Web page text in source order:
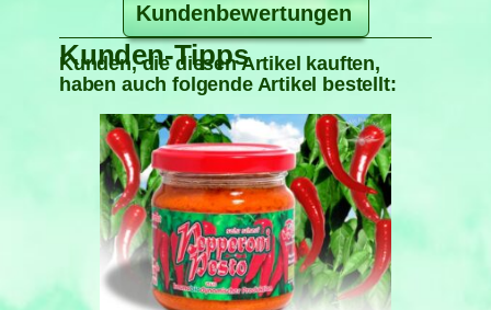
Kundenbewertungen
Kunden-Tipps
Kunden, die diesen Artikel kauften,
haben auch folgende Artikel bestellt: